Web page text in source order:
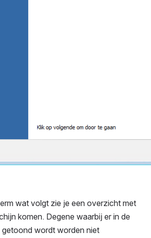
wat volgt zie je een overzicht met
komen. Degene waarbij er in de
getoond wordt worden niet